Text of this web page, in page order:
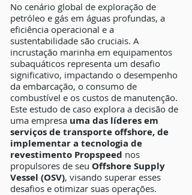
​No cenário global de exploração de
petróleo e gás em águas profundas, a
eficiência operacional e a
sustentabilidade são cruciais. A
incrustação marinha em equipamentos
subaquáticos representa um desafio
significativo, impactando o desempenho
da embarcação, o consumo de
combustível e os custos de manutenção.
Este estudo de caso explora a decisão de
uma empresa uma das líderes em
serviços de transporte offshore, de
implementar a tecnologia de
revestimento Propspeed nos
propulsores de seu Offshore Supply
Vessel (OSV), visando superar esses
desafios e otimizar suas operações.